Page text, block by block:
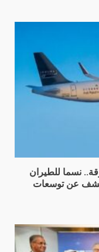
نسما للطيران
عن توسعات